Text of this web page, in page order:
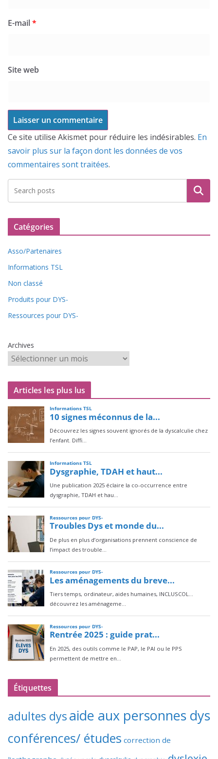
E-mail*
Site web
Ce site utilise Akismet pour réduire les indésirables. En
savoir plus sur la façon dont les données de vos
commentaires sont traitées.
Catégories
Asso/Partenaires
Informations TSL
Non classé
Produits pour DYS-
Ressources pour DYS-
Archives
Articles les plus lus
Étiquettes
adultes dysaide aux personnes dys
conférences/ études correction de